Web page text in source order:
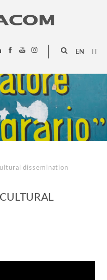
EN
dissemination